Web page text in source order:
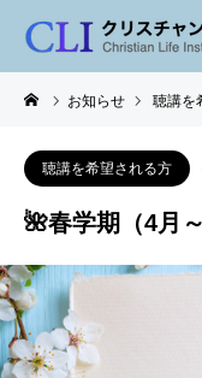
お知らせ 聴講を
聴講を希望される方
🌺春学期（4月